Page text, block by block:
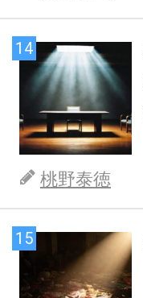
14
桃野泰徳
15